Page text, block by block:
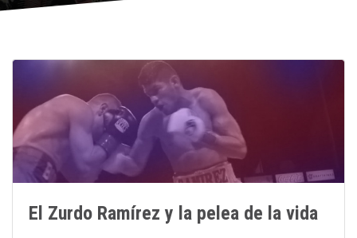
El Zurdo Ramírez y la pelea de la vida